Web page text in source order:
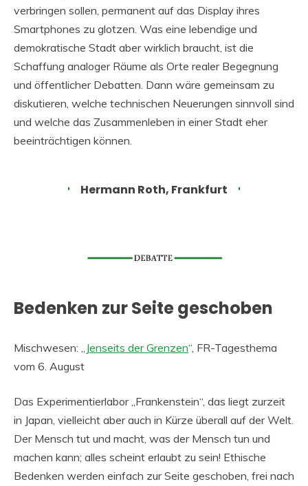
verbringen sollen, permanent auf das Display ihres
Smartphones zu glotzen. Was eine lebendige und
demokratische Stadt aber wirklich braucht, ist die
Schaffung analoger Räume als Orte realer Begegnung
und öffentlicher Debatten. Dann wäre gemeinsam zu
diskutieren, welche technischen Neuerungen sinnvoll sind
und welche das Zusammenleben in einer Stadt eher
beeinträchtigen können.
Hermann Roth, Frankfurt
Bedenken zur Seite geschoben
Mischwesen: „ Jenseits der Grenzen“, FR-Tagesthema
vom 6. August
Das Experimentierlabor „Frankenstein“, das liegt zurzeit
in Japan, vielleicht aber auch in Kürze überall auf der Welt.
Der Mensch tut und macht, was der Mensch tun und
machen kann; alles scheint erlaubt zu sein! Ethische
Bedenken werden einfach zur Seite geschoben, frei nach